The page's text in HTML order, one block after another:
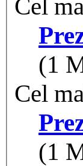
Cel
(1
Cel
(1